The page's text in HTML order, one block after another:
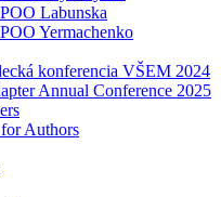
Labunska
Yermachenko
konferencia VŠEM 2024
Annual Conference 2025
Authors